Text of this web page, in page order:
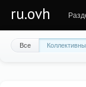
ru.ovh
Все